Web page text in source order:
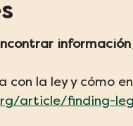
con la ley y cómo
article/finding-